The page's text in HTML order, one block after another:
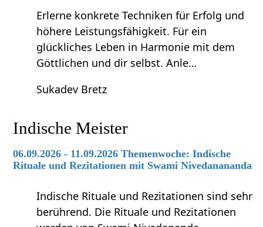
Erlerne konkrete Techniken für Erfolg und
höhere Leistungsfähigkeit. Für ein
glückliches Leben in Harmonie mit dem
Göttlichen und dir selbst. Anle…
Sukadev Bretz
Indische Meister
06.09.2026 - 11.09.2026 Themenwoche: Indische
Rituale und Rezitationen mit Swami Nivedanananda
Indische Rituale und Rezitationen sind sehr
berührend. Die Rituale und Rezitationen